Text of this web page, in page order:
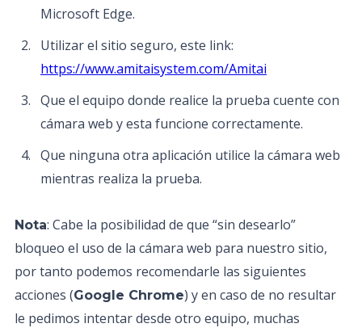
Microsoft Edge.
Utilizar el sitio seguro, este link:
https://www.amitaisystem.com/Amitai
Que el equipo donde realice la prueba cuente con
cámara web y esta funcione correctamente.
Que ninguna otra aplicación utilice la cámara web
mientras realiza la prueba.
Nota: Cabe la posibilidad de que “sin desearlo”
bloqueo el uso de la cámara web para nuestro sitio,
por tanto podemos recomendarle las siguientes
acciones (Google Chrome) y en caso de no resultar
le pedimos intentar desde otro equipo, muchas